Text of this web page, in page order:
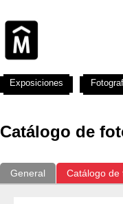
Catálogo de
General Catálogo de
Exposiciones